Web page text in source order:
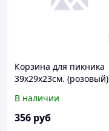
Корзина для пикника
39х29х23см. (розовый)
В наличии
356 руб